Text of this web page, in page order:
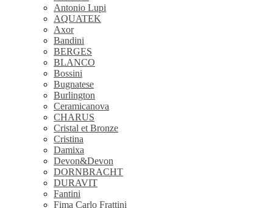
Antonio Lupi
AQUATEK
Axor
Bandini
BERGES
BLANCO
Bossini
Bugnatese
Burlington
Ceramicanova
CHARUS
Cristal et Bronze
Cristina
Damixa
Devon&Devon
DORNBRACHT
DURAVIT
Fantini
Fima Carlo Frattini